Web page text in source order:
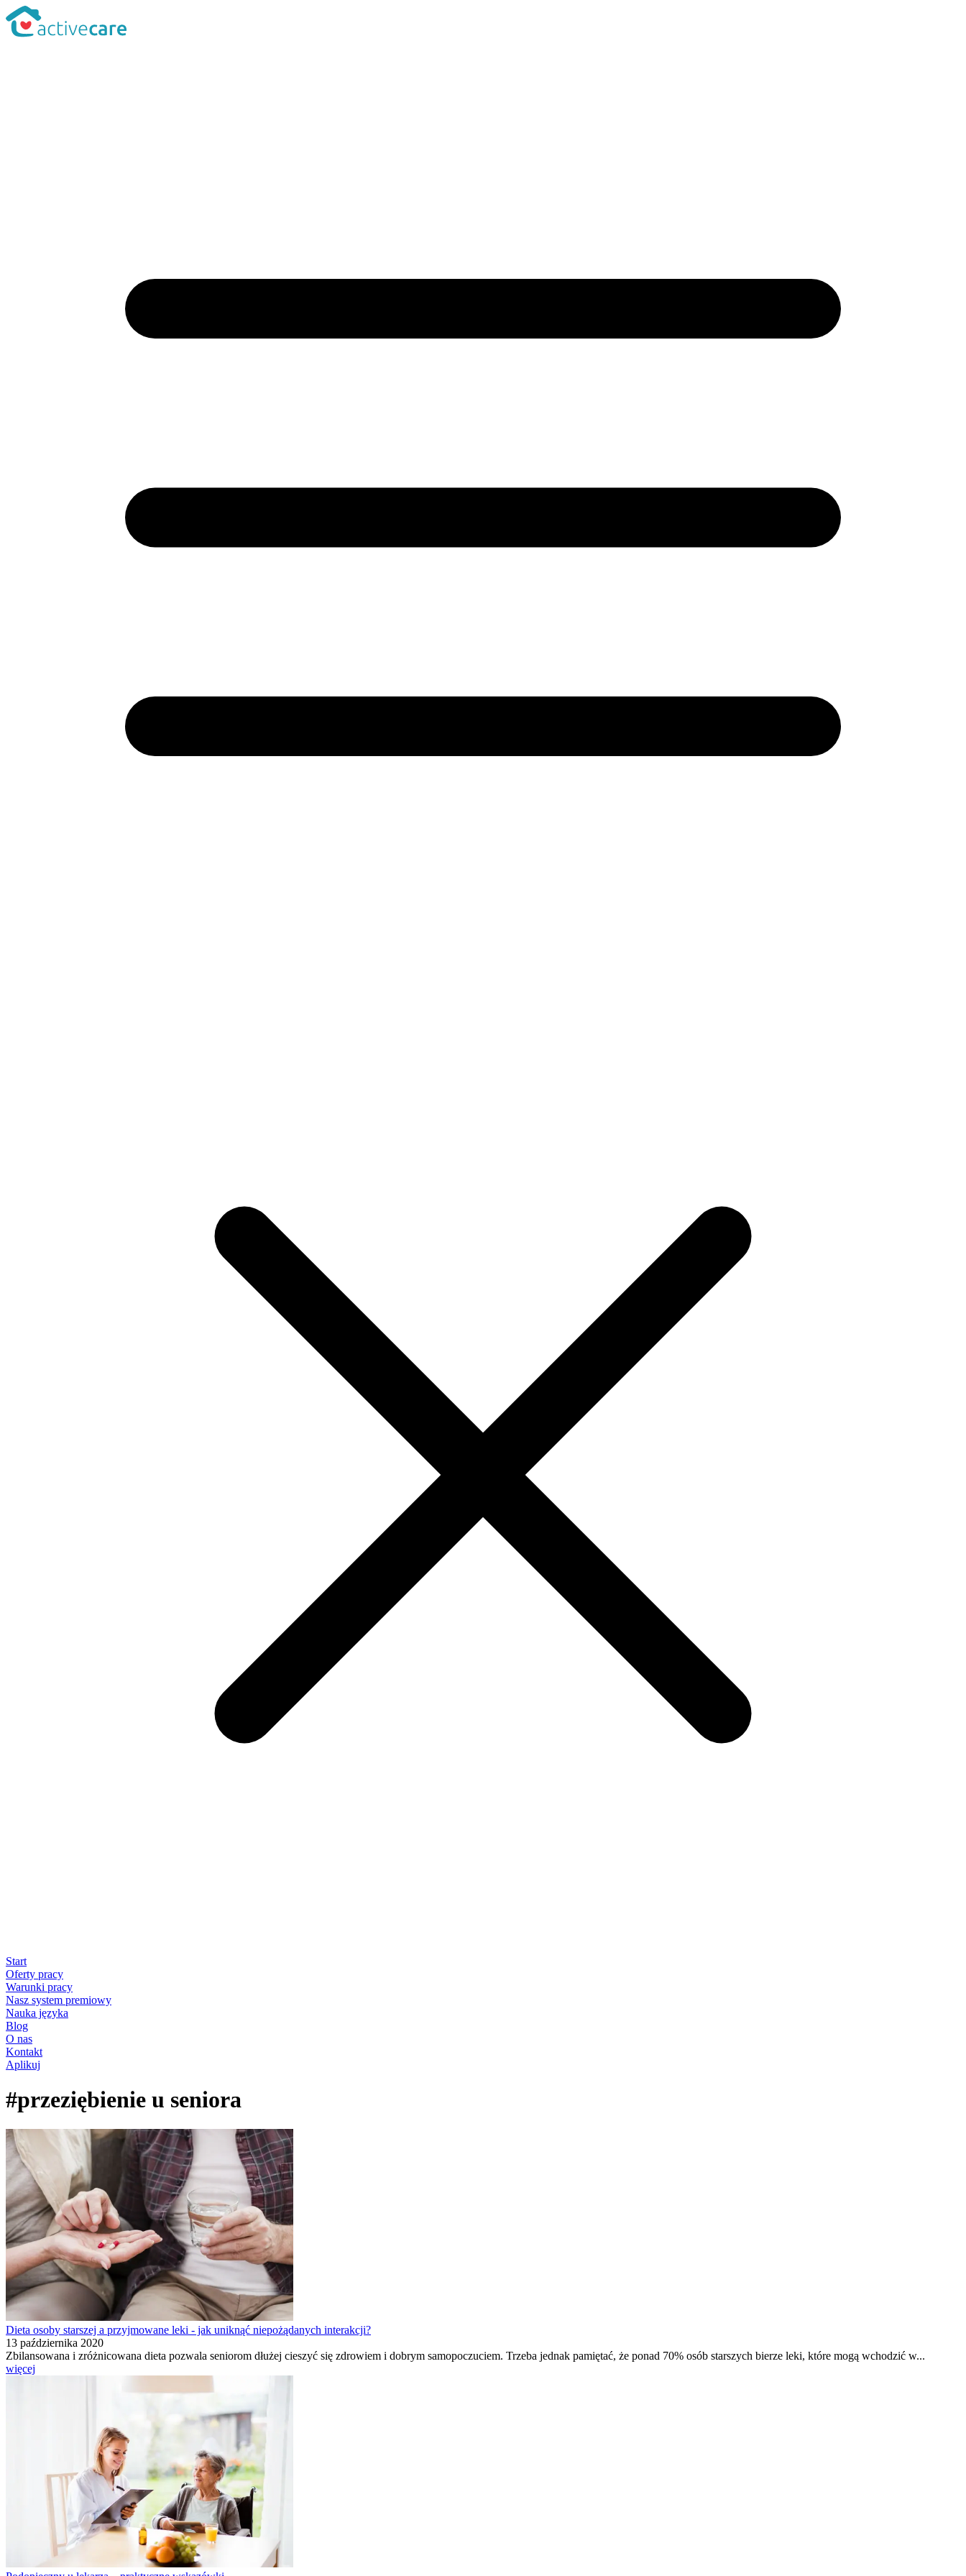
Start
Oferty pracy
Warunki pracy
Nasz system premiowy
Nauka języka
Blog
O nas
Kontakt
Aplikuj
#przeziębienie u seniora
Dieta osoby starszej a przyjmowane leki - jak uniknąć niepożądanych interakcji?
13 października 2020
Zbilansowana i zróżnicowana dieta pozwala seniorom dłużej cieszyć się zdrowiem i dobrym samopoczuciem. Trzeba jednak pamiętać, że ponad 70% osób starszych bierze leki, które mogą wchodzić w...
więcej